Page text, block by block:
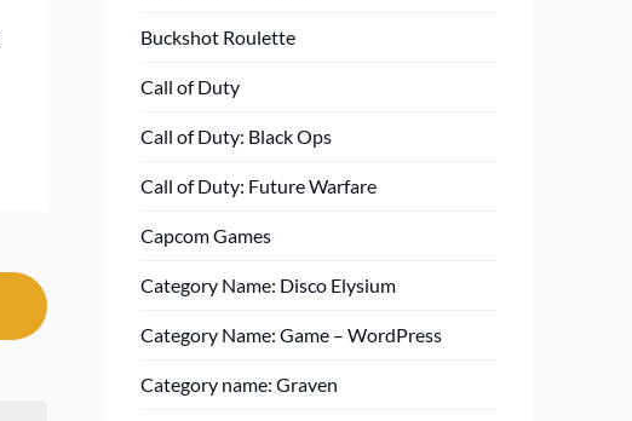
Buckshot Roulette
Call of Duty
Call of Duty: Black Ops
Call of Duty: Future Warfare
Capcom Games
Category Name: Disco Elysium
Category Name: Game – WordPress
Category name: Graven